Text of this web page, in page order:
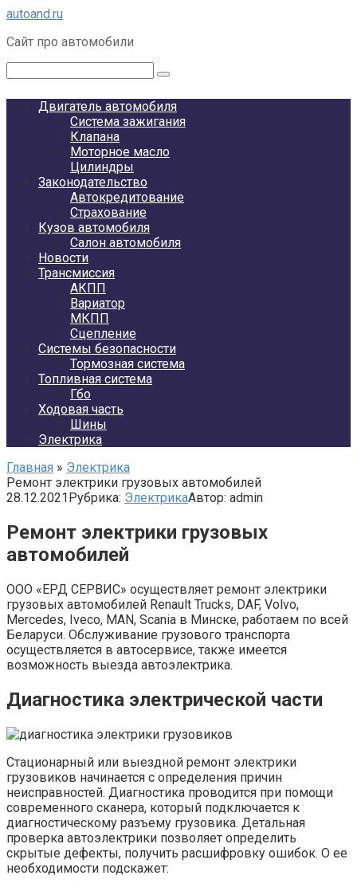
Перейти
контенту
autoand.ru
Сайт про автомобили
Двигатель автомобиля
Система зажигания
Клапана
Моторное масло
Цилиндры
Законодательство
Автокредитование
Страхование
Кузов автомобиля
Салон автомобиля
Новости
Трансмиссия
АКПП
Вариатор
МКПП
Сцепление
Системы безопасности
Тормозная система
Топливная система
Гбо
Ходовая часть
Шины
Электрика
Главная » Электрика
Ремонт электрики грузовых автомобилей
28.12.2021Рубрика: ЭлектрикаАвтор: admin
Ремонт электрики грузовых
автомобилей
ООО «ЕРД СЕРВИС» осуществляет ремонт электрики
грузовых автомобилей Renault Trucks, DAF, Volvo,
Mercedes, Iveco, MAN, Scania в Минске, работаем по всей
Беларуси. Обслуживание грузового транспорта
осуществляется в автосервисе, также имеется
возможность выезда автоэлектрика.
Диагностика электрической части
Стационарный или выездной ремонт электрики
грузовиков начинается с определения причин
неисправностей. Диагностика проводится при помощи
современного сканера, который подключается к
диагностическому разъему грузовика. Детальная
проверка автоэлектрики позволяет определить
скрытые дефекты, получить расшифровку ошибок. О ее
необходимости подскажет: